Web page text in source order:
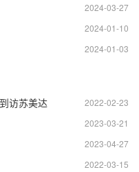
2024-03-27
2024-01-10
2024-01-03
2022-02-23
访苏美达
2023-03-21
2023-04-27
2022-03-15